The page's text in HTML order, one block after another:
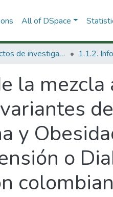
All of DSpace
1.1 Productos de investigación 1.1.2.
la
y
o